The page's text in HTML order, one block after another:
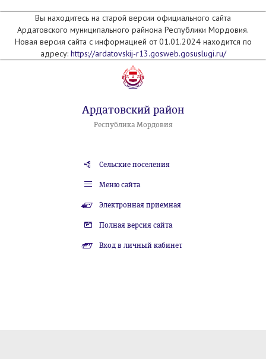
Вы находитесь на старой версии официального сайта
Ардатовского муниципального райнона Республики Мордовия.
Новая версия сайта с информацией от 01.01.2024 находится по
адресу: https://ardatovskij-r13.gosweb.gosuslugi.ru/
Ардатовский район
Республика Мордовия
Сельские поселения
Меню сайта
Электронная приемная
Полная версия сайта
Вход в личный кабинет